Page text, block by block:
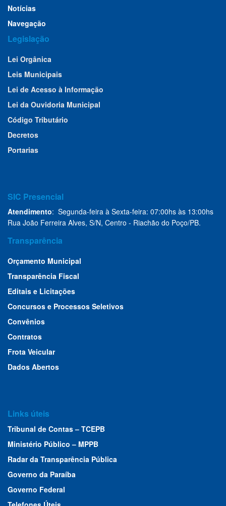
Notícias
Navegação
Legislação
Lei Orgânica
Leis Municipais
Lei de Acesso à Informação
Lei da Ouvidoria Municipal
Código Tributário
Decretos
Portarias
SIC Presencial
Atendimento: Segunda-feira à Sexta-feira: 07:00hs às 13:00hs
Rua João Ferreira Alves, S/N, Centro - Riachão do Poço/PB.
Transparência
Orçamento Municipal
Transparência Fiscal
Editais e Licitações
Concursos e Processos Seletivos
Convênios
Contratos
Frota Veicular
Dados Abertos
Links úteis
Tribunal de Contas – TCEPB
Ministério Público – MPPB
Radar da Transparência Pública
Governo da Paraíba
Governo Federal